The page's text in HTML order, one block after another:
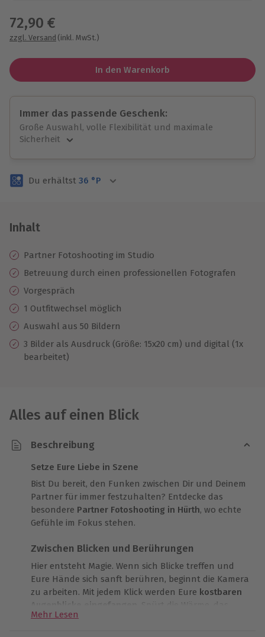
72,90 €
zzgl. Versand (inkl. MwSt.)
In den Warenkorb
Immer das passende Geschenk:
Große Auswahl, volle Flexibilität und maximale
Sicherheit
Volle Flexibilität
3 Jahre gültig & verlängerbar.
Du erhältst 36 °P
Inhalt
Partner Fotoshooting im Studio
Betreuung durch einen professionellen Fotografen
Vorgespräch
1 Outfitwechsel möglich
Auswahl aus 50 Bildern
3 Bilder als Ausdruck (Größe: 15x20 cm) und digital (1x
bearbeitet)
Alles auf einen Blick
Beschreibung
Setze Eure Liebe in Szene
Bist Du bereit, den Funken zwischen Dir und Deinem
Partner für immer festzuhalten? Entdecke das
besondere Partner Fotoshooting in Hürth, wo echte
Gefühle im Fokus stehen.
Zwischen Blicken und Berührungen
Hier entsteht Magie. Wenn sich Blicke treffen und
Eure Hände sich sanft berühren, beginnt die Kamera
zu arbeiten. Mit jedem Klick werden Eure kostbaren
Augenblicke eingefangen
. Spürt die Wärme, das
sanfte Kribbeln und die tiefe Verbindung, die Ihr teilt,
Mehr Lesen